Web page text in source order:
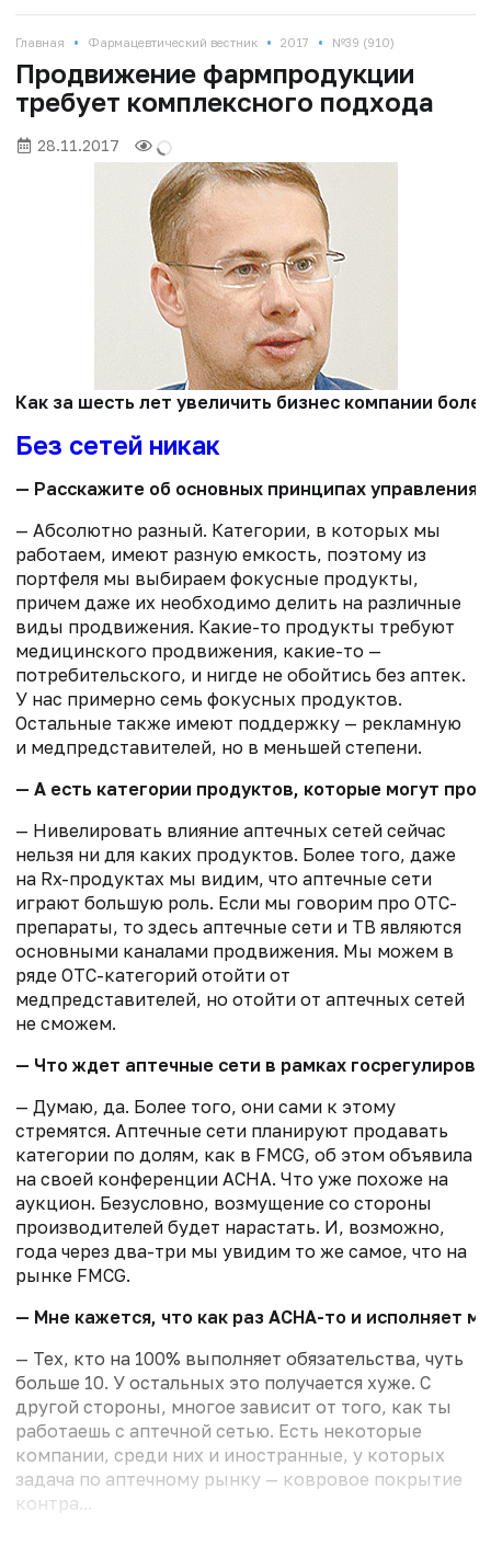
Главная • Фармацевтический вестник • 2017 • №39 (910)
Продвижение фармпродукции
требует комплексного подхода
28.11.2017
Как за шесть лет увеличить бизнес компании
Без сетей никак
— Расскажите об основных принципах
— Абсолютно разный. Категории, в которых мы
работаем, имеют разную емкость, поэтому из
портфеля мы выбираем фокусные продукты,
причем даже их необходимо делить на различные
виды продвижения. Какие-то продукты требуют
медицинского продвижения, какие-то —
потребительского, и нигде не обойтись без аптек.
У нас примерно семь фокусных продуктов.
Остальные также имеют поддержку — рекламную
и медпредставителей, но в меньшей степени.
— А есть категории продуктов, которые могут
— Нивелировать влияние аптечных сетей сейчас
нельзя ни для каких продуктов. Более того, даже
на Rx-продуктах мы видим, что аптечные сети
играют большую роль. Если мы говорим про OTC-
препараты, то здесь аптечные сети и ТВ являются
основными каналами продвижения. Мы можем в
ряде OTC-категорий отойти от
медпредставителей, но отойти от аптечных сетей
не сможем.
— Что ждет аптечные сети в рамках
— Думаю, да. Более того, они сами к этому
стремятся. Аптечные сети планируют продавать
категории по долям, как в FMCG, об этом объявила
на своей конференции АСНА. Что уже похоже на
аукцион. Безусловно, возмущение со стороны
производителей будет нарастать. И, возможно,
года через два-три мы увидим то же самое, что на
рынке FMCG.
— Мне кажется, что как раз АСНА-то и исполняет
— Тех, кто на 100% выполняет обязательства, чуть
больше 10. У остальных это получается хуже. С
другой стороны, многое зависит от того, как ты
работаешь с аптечной сетью. Есть некоторые
компании, среди них и иностранные, у которых
задача по аптечному рынку — ковровое покрытие
контра...